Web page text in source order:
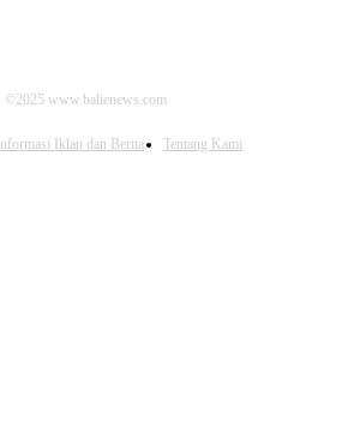
©2025 www.balienews.com
Informasi Iklan dan Berita Tentang Kami